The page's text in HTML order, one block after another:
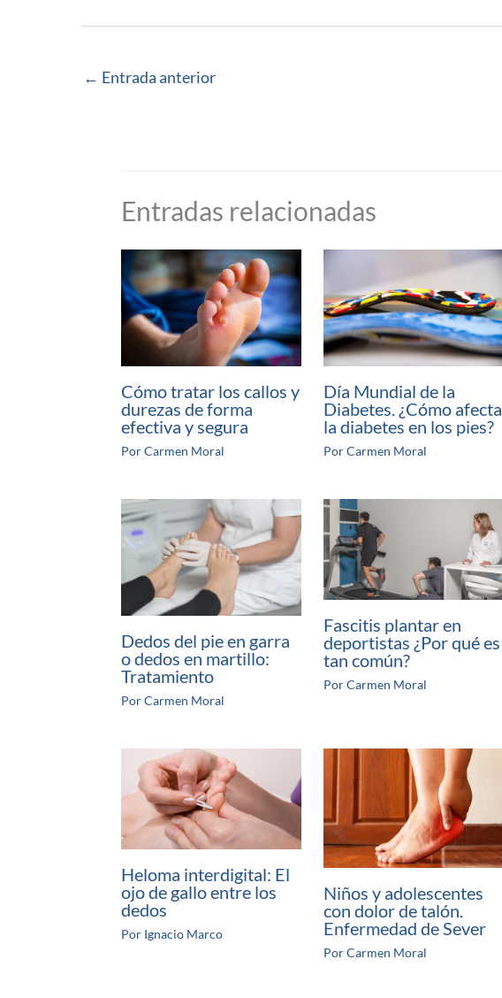
← Entrada anterior
Entradas relacionadas
Cómo tratar los callos y
durezas de forma
efectiva y segura
PorCarmen Moral
Día Mundial de la
Diabetes. ¿Cómo afecta
la diabetes en los pies?
PorCarmen Moral
Dedos del pie en garra
o dedos en martillo:
Tratamiento
PorCarmen Moral
Fascitis plantar en
deportistas ¿Por qué es
tan común?
PorCarmen Moral
Heloma interdigital: El
ojo de gallo entre los
dedos
Por Ignacio Marco
Niños y adolescentes
con dolor de talón.
Enfermedad de Sever
PorCarmen Moral